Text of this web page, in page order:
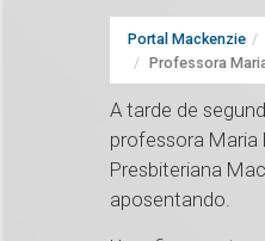
Portal Mackenzie
Professora
A tarde de
professora Maria
Presbiteriana
aposentando.